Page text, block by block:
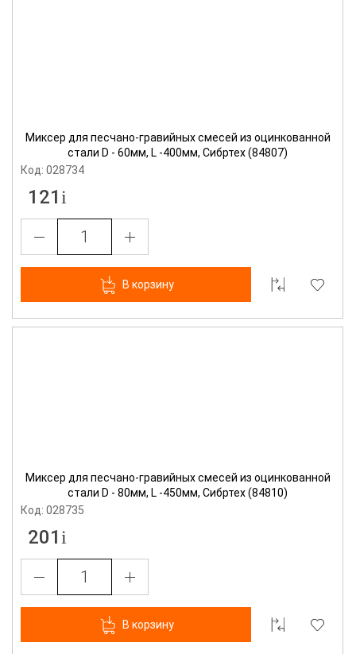
Миксер для песчано-гравийных смесей из оцинкованной
стали D - 60мм, L -400мм, Сибртех (84807)
Код: 028734
121
В корзину
Миксер для песчано-гравийных смесей из оцинкованной
стали D - 80мм, L -450мм, Сибртех (84810)
Код: 028735
201
В корзину